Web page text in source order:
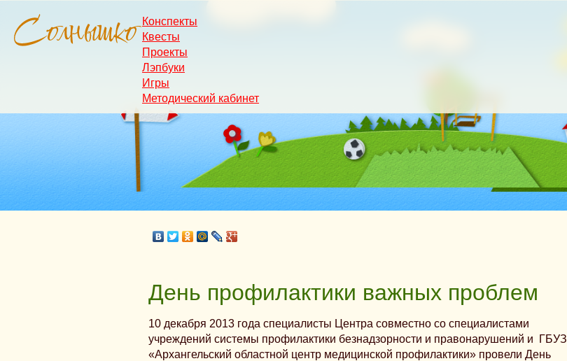
Конспекты
Квесты
Проекты
Лэпбуки
Игры
Методический кабинет
День профилактики важных проблем
10 декабря 2013 года специалисты Центра совместно со специалистами
учреждений системы профилактики безнадзорности и правонарушений и ГБУЗ
«Архангельский областной центр медицинской профилактики» провели День